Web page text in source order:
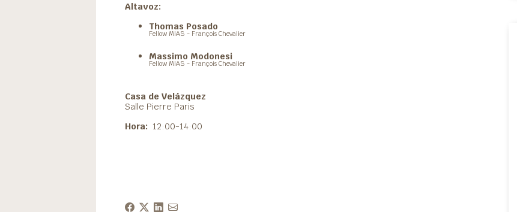
Altavoz:
Thomas Posado
Fellow MIAS - François Chevalier
Massimo Modonesi
Fellow MIAS - François Chevalier
Casa de Velázquez
Salle Pierre Paris
Hora: 12:00-14:00